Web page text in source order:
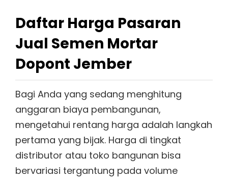
Daftar Harga Pasaran
Jual Semen Mortar
Dopont Jember
Bagi Anda yang sedang menghitung
anggaran biaya pembangunan,
mengetahui rentang harga adalah langkah
pertama yang bijak. Harga di tingkat
distributor atau toko bangunan bisa
bervariasi tergantung pada volume